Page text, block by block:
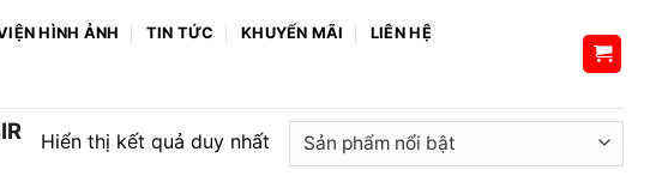
HÌNH ẢNH TIN TỨC KHUYẾN MÃI
LIÊN HỆ
Hiển thị kết quả duy nhất